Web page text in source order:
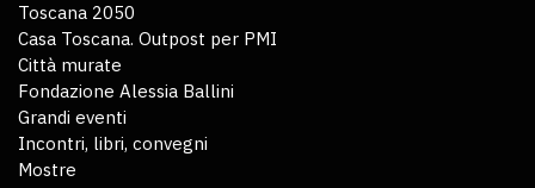
Toscana 2050
Casa Toscana. Outpost per PMI
Città murate
Fondazione Alessia Ballini
Grandi eventi
Incontri, libri, convegni
Mostre